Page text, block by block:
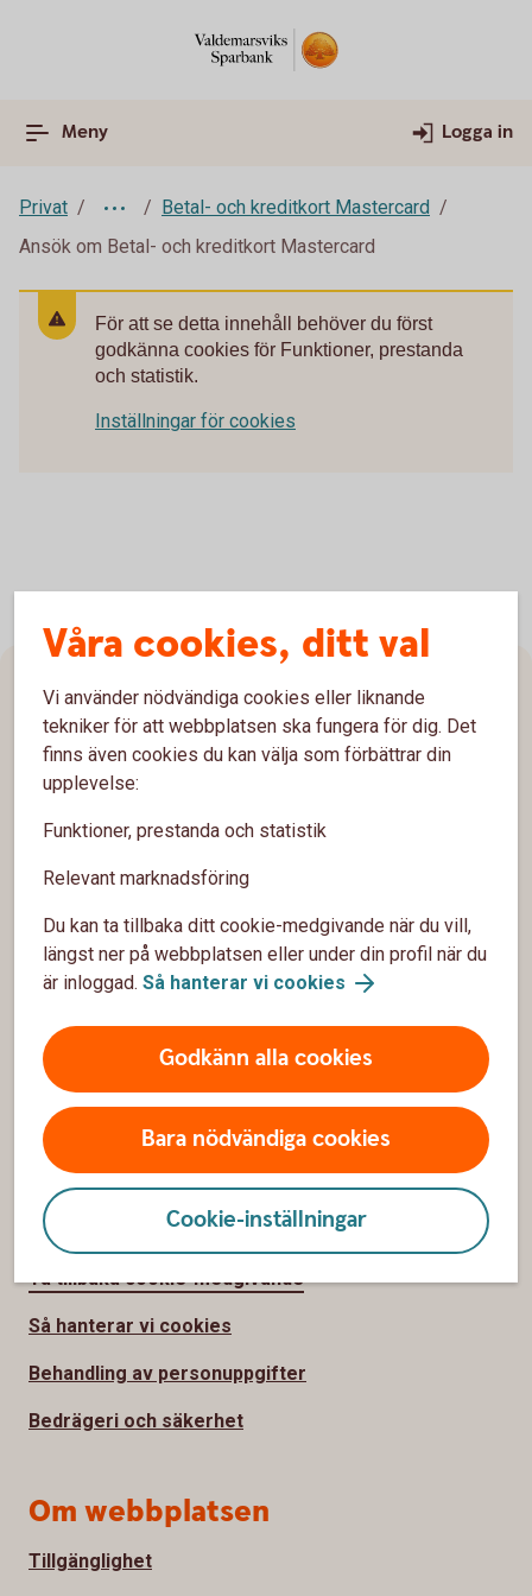
Meny Logga in
Privat
Betal- och kreditkort Mastercard
Ansök om Betal- och kreditkort Mastercard
För att se detta innehåll behöver du först
godkänna cookies för Funktioner, prestanda
och statistik.
Inställningar för cookies
Våra cookies, ditt val
Vi använder nödvändiga cookies eller liknande
tekniker för att webbplatsen ska fungera för dig. Det
finns även cookies du kan välja som förbättrar din
upplevelse:
Funktioner, prestanda och statistik
Relevant marknadsföring
Du kan ta tillbaka ditt cookie-medgivande när du vill,
längst ner på webbplatsen eller under din profil när du
är inloggad. Så hanterar vi cookies
Godkänn alla cookies
Bara nödvändiga cookies
Cookie-inställningar
Sidfot
Hitta snabbt
Kontakta oss
Om oss
Om oss
Vår vision
Press
Klagomål
Säkerhet och integritet
Ta tillbaka cookie-medgivande
Så hanterar vi cookies
Behandling av personuppgifter
Bedrägeri och säkerhet
Om webbplatsen
Tillgänglighet